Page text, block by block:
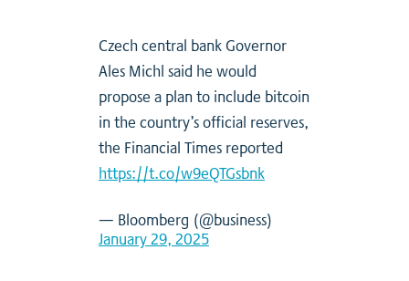
Czech central bank Governor
Ales Michl said he would
propose a plan to include bitcoin
in the country’s official reserves,
the Financial Times reported
https://t.co/w9eQTGsbnk
— Bloomberg (@business)
January 29, 2025